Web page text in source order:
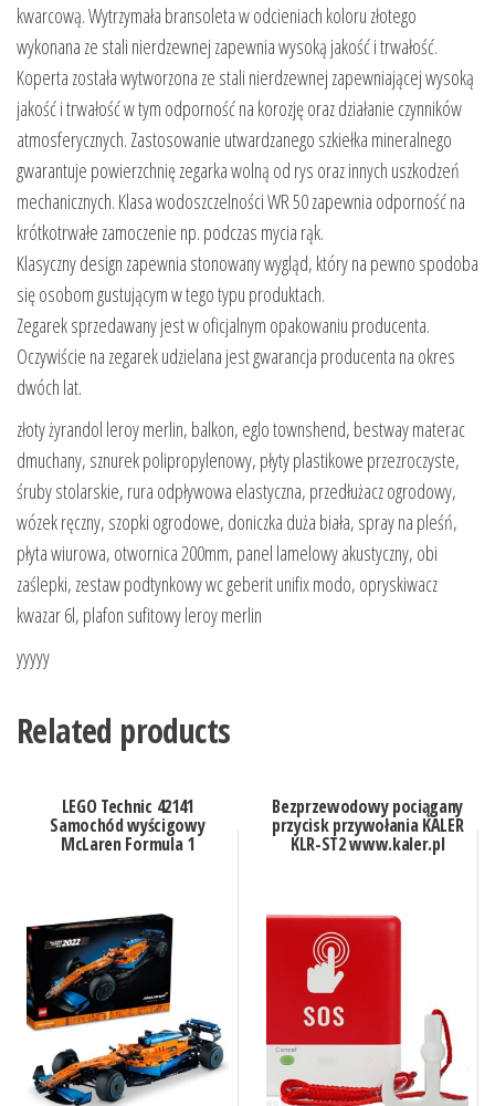
kwarcową. Wytrzymała bransoleta w odcieniach koloru złotego
wykonana ze stali nierdzewnej zapewnia wysoką jakość i trwałość.
Koperta została wytworzona ze stali nierdzewnej zapewniającej wysoką
jakość i trwałość w tym odporność na korozję oraz działanie czynników
atmosferycznych. Zastosowanie utwardzanego szkiełka mineralnego
gwarantuje powierzchnię zegarka wolną od rys oraz innych uszkodzeń
mechanicznych. Klasa wodoszczelności WR 50 zapewnia odporność na
krótkotrwałe zamoczenie np. podczas mycia rąk.
Klasyczny design zapewnia stonowany wygląd, który na pewno spodoba
się osobom gustującym w tego typu produktach.
Zegarek sprzedawany jest w oficjalnym opakowaniu producenta.
Oczywiście na zegarek udzielana jest gwarancja producenta na okres
dwóch lat.
złoty żyrandol leroy merlin, balkon, eglo townshend, bestway materac
dmuchany, sznurek polipropylenowy, płyty plastikowe przezroczyste,
śruby stolarskie, rura odpływowa elastyczna, przedłużacz ogrodowy,
wózek ręczny, szopki ogrodowe, doniczka duża biała, spray na pleśń,
płyta wiurowa, otwornica 200mm, panel lamelowy akustyczny, obi
zaślepki, zestaw podtynkowy wc geberit unifix modo, opryskiwacz
kwazar 6l, plafon sufitowy leroy merlin
yyyyy
Related products
LEGO Technic 42141
Samochód wyścigowy
McLaren Formula 1
Bezprzewodowy pociągany
przycisk przywołania KALER
KLR-ST2 www.kaler.pl